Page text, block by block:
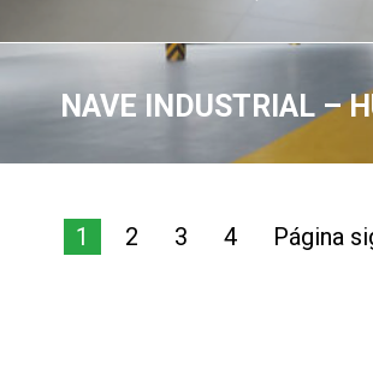
NAVE INDUSTRIAL –
1 2 3 4 Página